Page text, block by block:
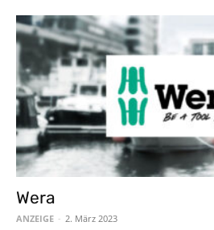
Wera
ANZEIGE - 2. März 2023